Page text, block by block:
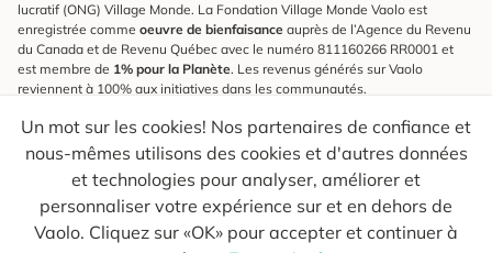
Un mot sur les cookies! Nos partenaires de confiance et
nous-mêmes utilisons des cookies et d'autres données
et technologies pour analyser, améliorer et
personnaliser votre expérience sur et en dehors de
Vaolo. Cliquez sur «OK» pour accepter et continuer à
lucratif (ONG) Village Monde. La Fondation Village Monde Vaolo est
enregistrée comme oeuvre de bienfaisance auprès de l’Agence du Revenu
du Canada et de Revenu Québec avec le numéro 811160266 RR0001 et
est membre de 1% pour la Planète. Les revenus générés sur Vaolo
reviennent à 100% aux initiatives dans les communautés.
S'inscrire à l'infolettre
Pour connaître les nouveautés, suivre nos explorateurs et recevoir des
astuces pour des voyages plus conscients.
Ton courriel Envoyer